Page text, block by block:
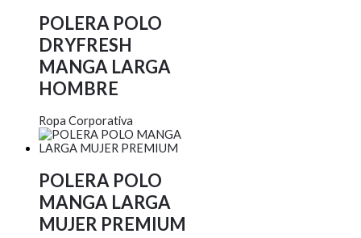
POLERA POLO
DRYFRESH
MANGA LARGA
HOMBRE
Ropa Corporativa
POLERA POLO
MANGA LARGA
MUJER PREMIUM